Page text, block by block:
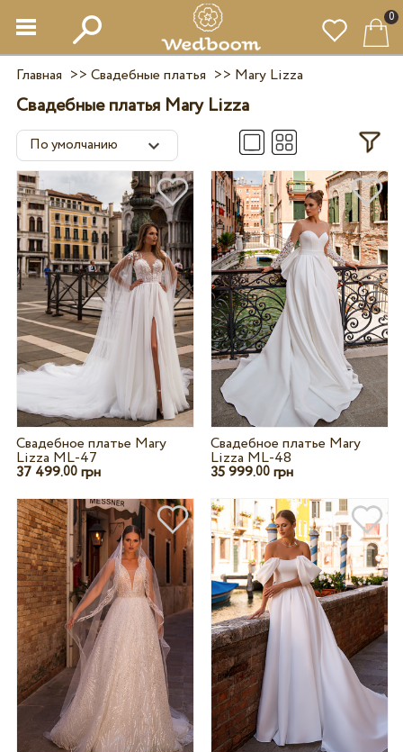
0
Главная >> Свадебные платья >> Mary Lizza
Свадебные платья Mary Lizza
Свадебное платье Mary
Lizza ML-47
37 499.00грн
Свадебное платье Mary
Lizza ML-48
35 999.00 грн